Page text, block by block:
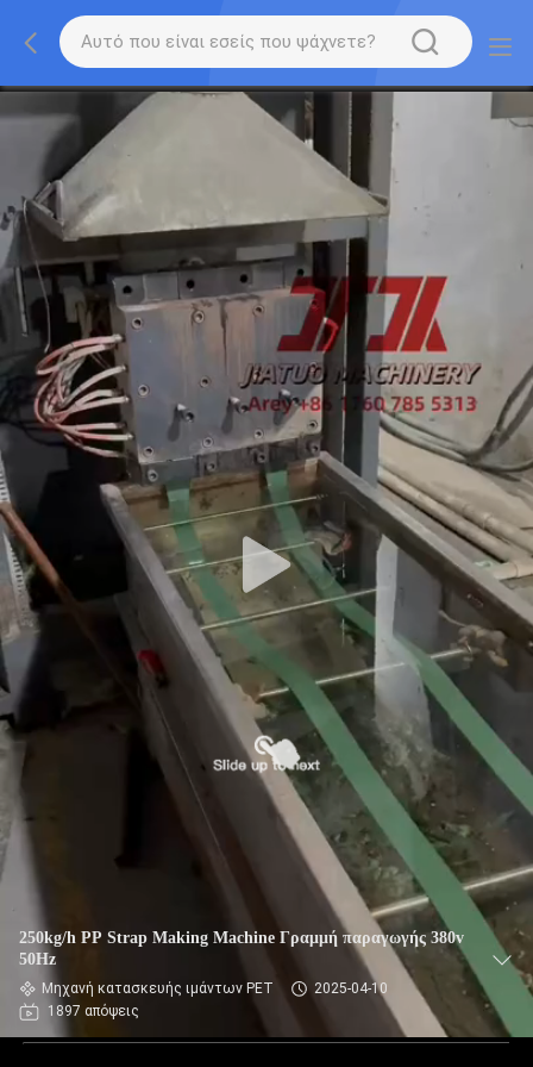
250kg/h PP Strap Making Machine Γραμμή παραγωγής 380v
50Hz
Μηχανή κατασκευής ιμάντων PET
2025-04-10
1897 απόψεις